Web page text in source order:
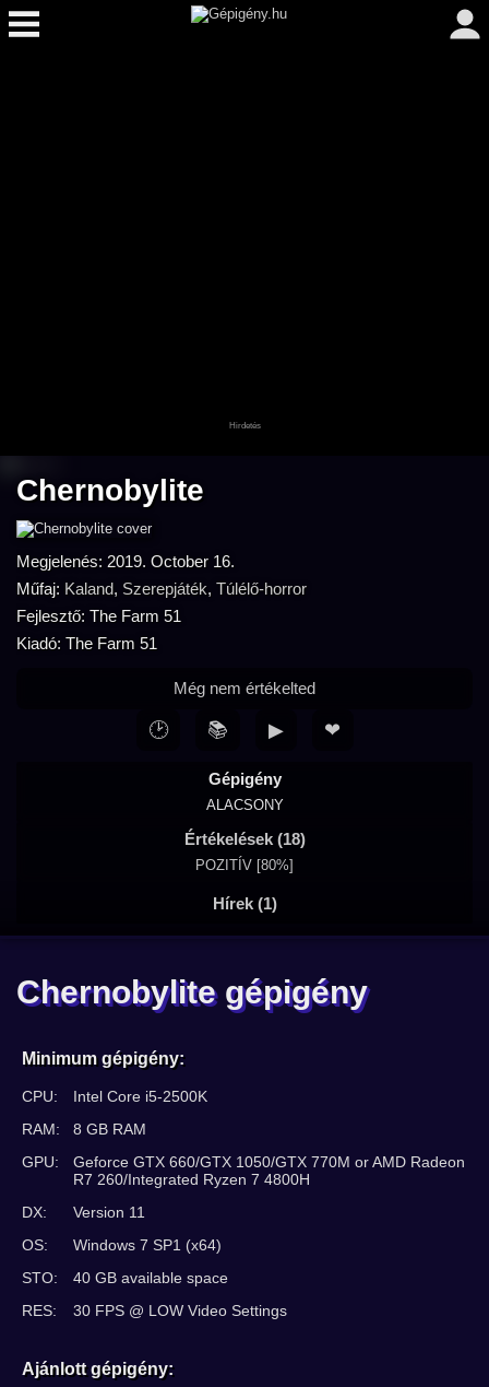
Chernobylite
Megjelenés: 2019. October 16.
Műfaj: Kaland, Szerepjáték, Túlélő-horror
Fejlesztő: The Farm 51
Kiadó: The Farm 51
Gépigény
ALACSONY
Értékelések (18)
POZITÍV [80%]
Hírek (1)
Még nem értékelted
🕑 📚 ▶ ❤
Chernobylite gépigény
Minimum gépigény:
CPU:
Intel Core i5-2500K
RAM:
8 GB RAM
GPU:
Geforce GTX 660/GTX 1050/GTX 770M or AMD Radeon
R7 260/Integrated Ryzen 7 4800H
DX:
Version 11
OS:
Windows 7 SP1 (x64)
STO:
40 GB available space
RES:
30 FPS @ LOW Video Settings
Ajánlott gépigény: